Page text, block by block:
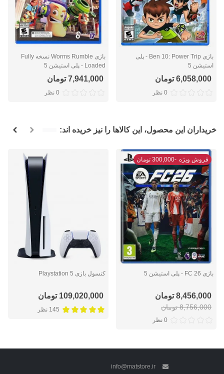
بازی Ben 10: Power Trip - پلی
استیشن 5
6,058,000 تومان
0 نظر
بازی Worms Rumble نسخه Fully
Loaded - پلی استیشن 5
7,941,000 تومان
0 نظر
خریداران این محصول، این کالاها را نیز خریده اند:
فروش ویژه -300,000 تومان
بازی FC 26 - پلی استیشن 5
8,456,000 تومان
8,756,000 تومان
0 نظر
کنسول بازی Playstation 5
109,020,000 تومان
145 نظر
info@matstore.ir